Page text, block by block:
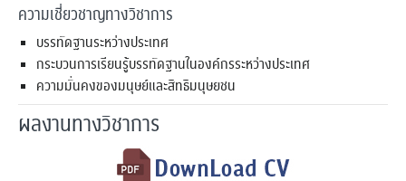
ความเชี่ยวชาญทางวิชาการ
บรรทัดฐานระหว่างประเทศ
กระบวนการเรียนรู้บรรทัดฐานในองค์กรระหว่างประเทศ
ความมั่นคงของมนุษย์และสิทธิมนุษยชน
ผลงานทางวิชาการ